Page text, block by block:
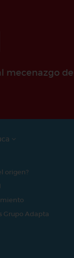
mecenazgo
origen?
Grupo Adapta